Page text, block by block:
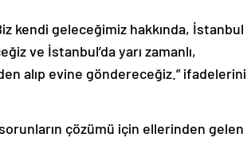
kendi geleceğimiz hakkında, İstanbul
ve İstanbul’da yarı zamanlı,
alıp evine göndereceğiz.” ifadelerini
çözümü için ellerinden gelen